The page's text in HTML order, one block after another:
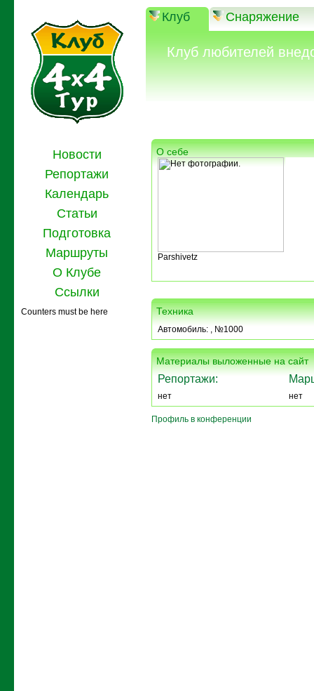
Клуб Снаряжение
Клуб любителей
Новости
Репортажи
Календарь
Статьи
Подготовка
Маршруты
О Клубе
Ссылки
Counters must be here
О себе
Parshivetz
Техника
Автомобиль: , №1000
Материалы выложенные на сайт
Репортажи:
нет нет
Профиль в конференции